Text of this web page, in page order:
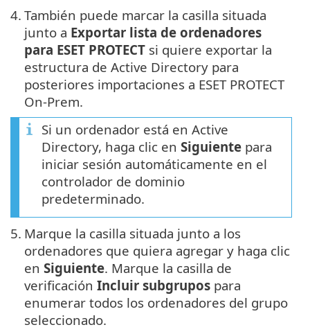
4. También puede marcar la casilla situada
junto a Exportar lista de ordenadores
para ESET PROTECT si quiere exportar la
estructura de Active Directory para
posteriores importaciones a ESET PROTECT
On-Prem.
Si un ordenador está en Active
Directory, haga clic en Siguiente para
iniciar sesión automáticamente en el
controlador de dominio
predeterminado.
5. Marque la casilla situada junto a los
ordenadores que quiera agregar y haga clic
en Siguiente. Marque la casilla de
verificación Incluir subgrupos para
enumerar todos los ordenadores del grupo
seleccionado.